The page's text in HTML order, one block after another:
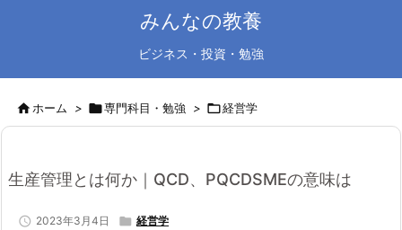
みんなの教養
ビジネス・投資・勉強
ホーム > 専門科目・勉強 > 経営学
生産管理とは何か｜QCD、PQCDSMEの意味は
 2023年3月4日  経営学